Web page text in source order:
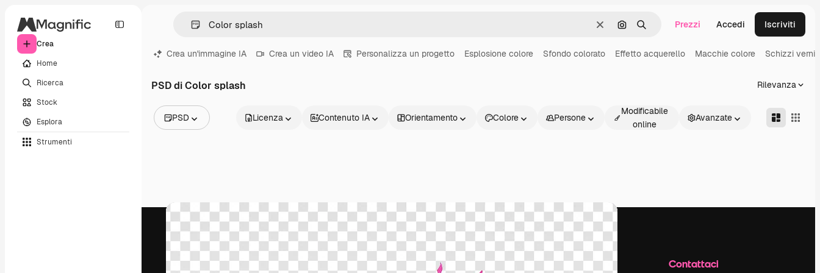
Crea
Home
Ricerca
Stock
Esplora
Strumenti
CancellaCerca per immagine
Ricerca Prezzi Accedi Iscriviti
Crea un'immagine IA Crea un video IA Personalizza un progetto Esplosione colore Sfondo colorato Effetto acquerello Macchie colore Schizzi
PSD di Color splash Rilevanza
PSD
Video
Icone
Modelli 3D
Font
Licenza Contenuto IA Orientamento Colore Persone
Modificabile
online
Avanzate
Prodotti Inizia Azienda Contattaci